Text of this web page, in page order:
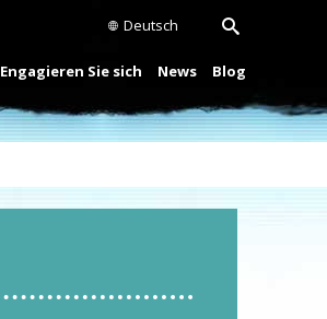
Deutsch
Engagieren Sie sich News Blog